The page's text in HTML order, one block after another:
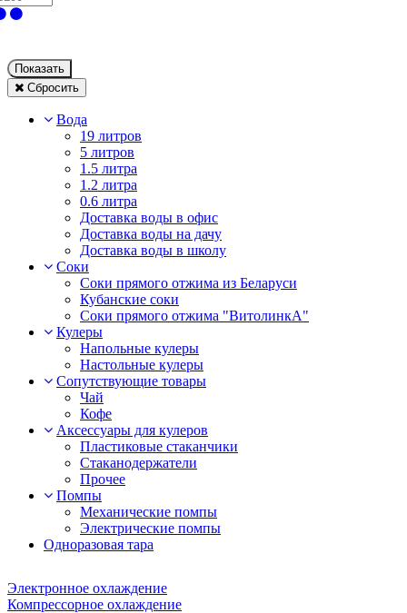
Показать
Сбросить
Вода
19 литров
5 литров
1.5 литра
1.2 литра
0.6 литра
Доставка воды в офис
Доставка воды на дачу
Доставка воды в школу
Соки
Соки прямого отжима из Беларуси
Кубанские соки
Соки прямого отжима "ВитолинкА"
Кулеры
Напольные кулеры
Настольные кулеры
Сопутствующие товары
Чай
Кофе
Аксессуары для кулеров
Пластиковые стаканчики
Стаканодержатели
Прочее
Помпы
Механические помпы
Электрические помпы
Одноразовая тара
Электронное охлаждение
Компрессорное охлаждение